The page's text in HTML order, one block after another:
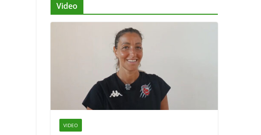
Video
VIDEO